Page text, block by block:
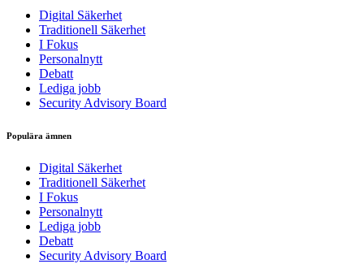
Digital Säkerhet
Traditionell Säkerhet
I Fokus
Personalnytt
Debatt
Lediga jobb
Security Advisory Board
Populära ämnen
Digital Säkerhet
Traditionell Säkerhet
I Fokus
Personalnytt
Lediga jobb
Debatt
Security Advisory Board